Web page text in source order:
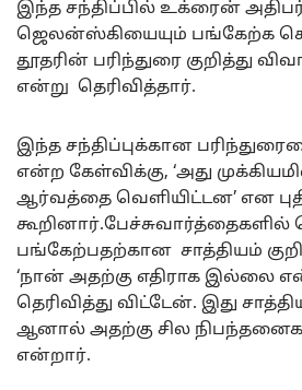
இந்த சந்திப்பில் உக்ரைன்
ஜெலன்ஸ்கியையும் பங்கேற்க
தூதரின் பரிந்துரை குறித்து
என்று தெரிவித்தார்.
இந்த சந்திப்புக்கான
என்ற கேள்விக்கு, ‘அது
ஆர்வத்தை வெளியிட்டன’ என
பங்கேற்பதற்கான சாத்தியம்
‘நான் அதற்கு எதிராக இல்லை
தெரிவித்து விட்டேன். இது
ஆனால் அதற்கு சில
என்றார்.